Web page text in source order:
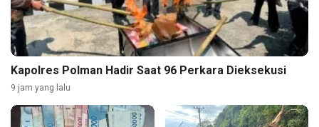
Kapolres Polman Hadir Saat 96 Perkara Dieksekusi
9 jam yang lalu